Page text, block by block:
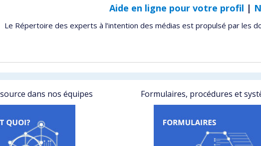
Aide en ligne pour votre profil |
Le Répertoire des experts à l’intention des médias est propulsé par les
dans nos équipes Formulaires, procédures et